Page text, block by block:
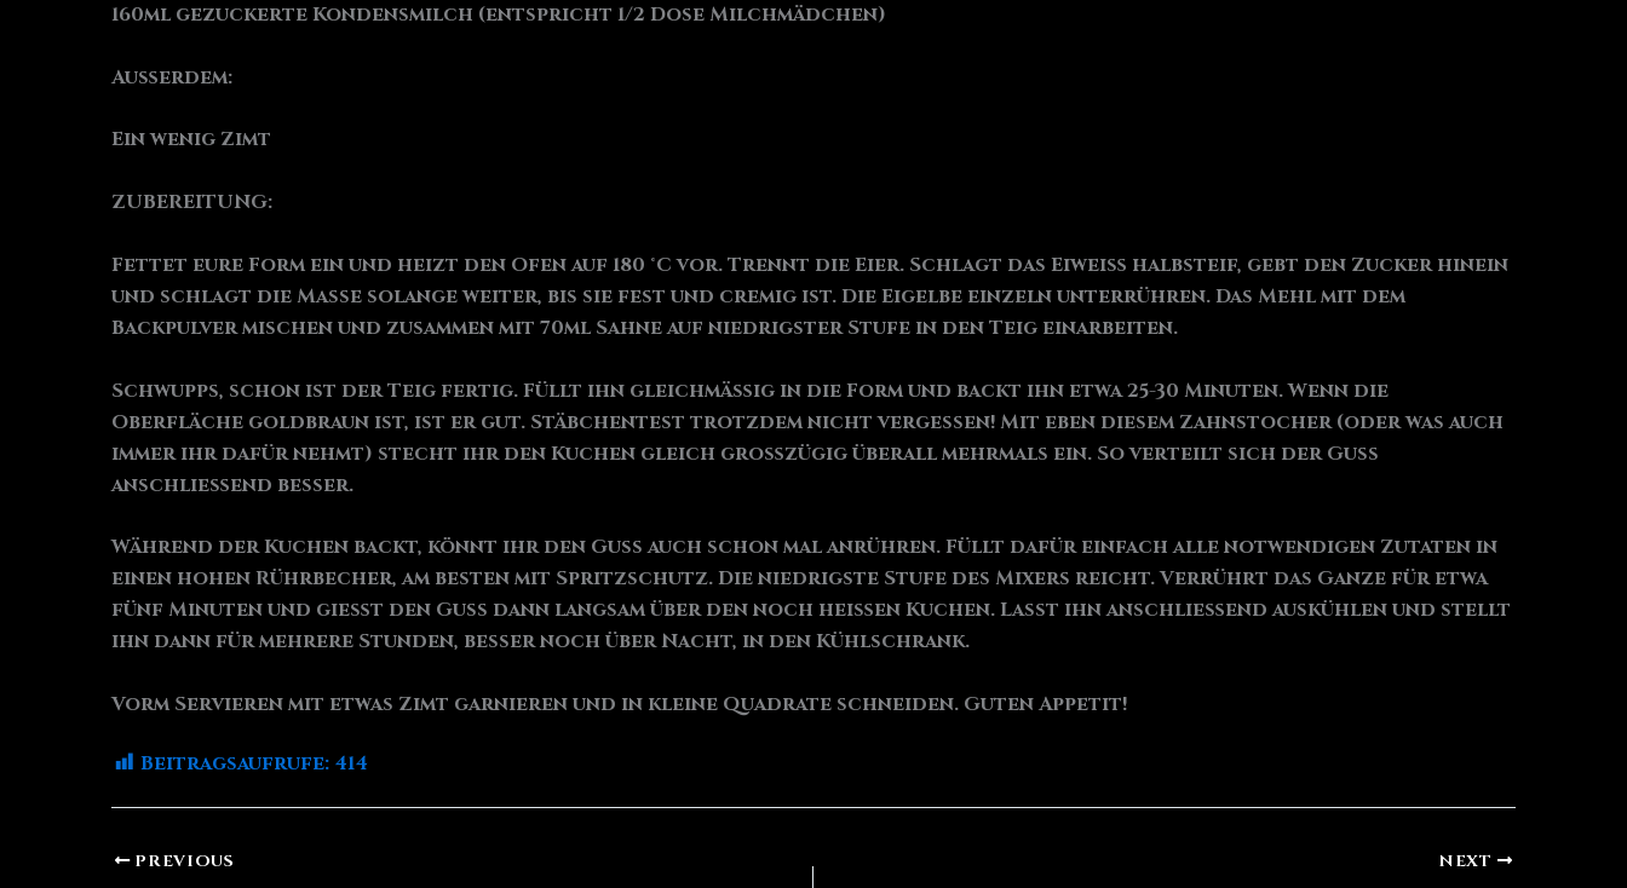
160ml gezuckerte Kondensmilch (entspricht 1/2 Dose Milchmädchen)
Außerdem:
Ein wenig Zimt
ZUBEREITUNG:
Fettet eure Form ein und heizt den Ofen auf 180 °C vor. Trennt die Eier. Schlagt das Eiweiß halbsteif, gebt den Zucker hinein
und schlagt die Masse solange weiter, bis sie fest und cremig ist. Die Eigelbe einzeln unterrühren. Das Mehl mit dem
Backpulver mischen und zusammen mit 70ml Sahne auf niedrigster Stufe in den Teig einarbeiten.
Schwupps, schon ist der Teig fertig. Füllt ihn gleichmäßig in die Form und backt ihn etwa 25-30 Minuten. Wenn die
Oberfläche goldbraun ist, ist er gut. Stäbchentest trotzdem nicht vergessen! Mit eben diesem Zahnstocher (oder was auch
immer ihr dafür nehmt) stecht ihr den Kuchen gleich großzügig überall mehrmals ein. So verteilt sich der Guss
anschließend besser.
Während der Kuchen backt, könnt ihr den Guss auch schon mal anrühren. Füllt dafür einfach alle notwendigen Zutaten in
einen hohen Rührbecher, am besten mit Spritzschutz. Die niedrigste Stufe des Mixers reicht. Verrührt das Ganze für etwa
fünf Minuten und gießt den Guss dann langsam über den noch heißen Kuchen. Lasst ihn anschließend auskühlen und stellt
ihn dann für mehrere Stunden, besser noch über Nacht, in den Kühlschrank.
Vorm Servieren mit etwas Zimt garnieren und in kleine Quadrate schneiden. Guten Appetit!
Beitragsaufrufe: 414
PREVIOUS NEXT